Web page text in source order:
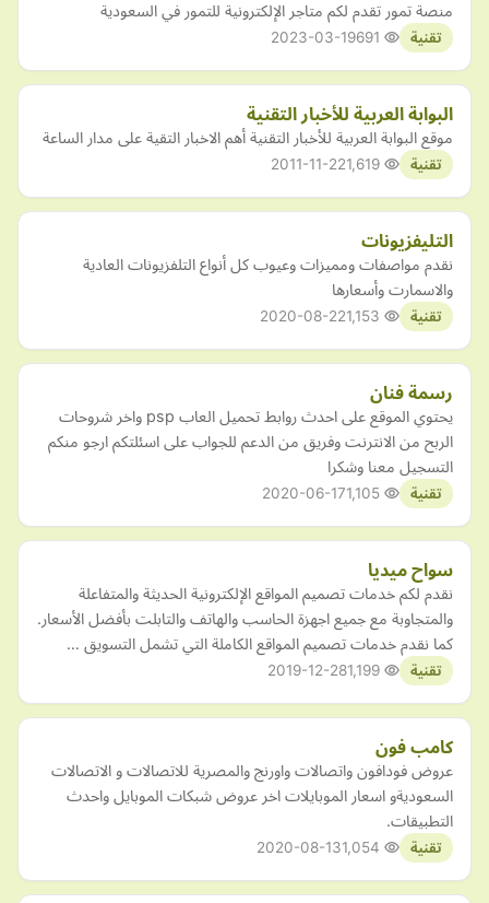
منصة تمور تقدم لكم متاجر الإلكترونية للتمور في السعودية
تقنية 2023-03-19
البوابة العربية للأخبار التقنية
موقع البوابة العربية للأخبار التقنية أهم الاخبار التقية على مدار الساعة
تقنية 2011-11-22
التليفزيونات
نقدم مواصفات ومميزات وعيوب كل أنواع التلفزيونات العادية
والاسمارت وأسعارها
تقنية 2020-08-22
رسمة فنان
يحتوي الموقع على احدث روابط تحميل العاب psp واخر شروحات
الربح من الانترنت وفريق من الدعم للجواب على اسئلتكم ارجو منكم
التسجيل معنا وشكرا
تقنية 2020-06-17
سواح ميديا
نقدم لكم خدمات تصميم المواقع الإلكترونية الحديثة والمتفاعلة
والمتجاوبة مع جميع اجهزة الحاسب والهاتف والتابلت بأفضل الأسعار.
كما نقدم خدمات تصميم المواقع الكاملة التي تشمل التسويق …
تقنية 2019-12-28
كامب فون
عروض فودافون واتصالات واورنج والمصرية للاتصالات و الاتصالات
السعوديةو اسعار الموبايلات اخر عروض شبكات الموبايل واحدث
التطبيقات.
تقنية 2020-08-13